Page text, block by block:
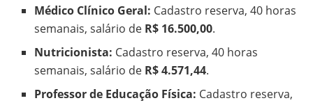
Médico Clínico Geral: Cadastro reserva, 40 horas
semanais, salário de R$ 16.500,00.
Nutricionista: Cadastro reserva, 40 horas
semanais, salário de R$ 4.571,44.
Professor de Educação Física: Cadastro reserva,